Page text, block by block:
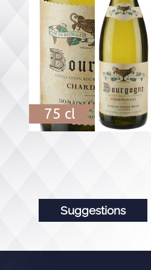
75 cl
Suggestions